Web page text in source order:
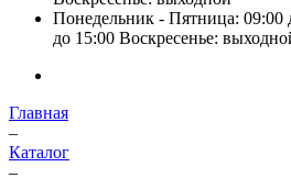
Понедельник - Пятница: 09:00
до 15:00 Воскресенье:
Главная
–
Каталог
–